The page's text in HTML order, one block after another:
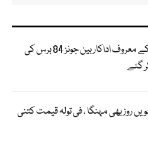
ڈیوکس آف ہیزرڈ کے معروف اداکار بین جونز 84 برس کی
گئے
روز بھی مہنگا ، فی تولہ قیمت کتنی